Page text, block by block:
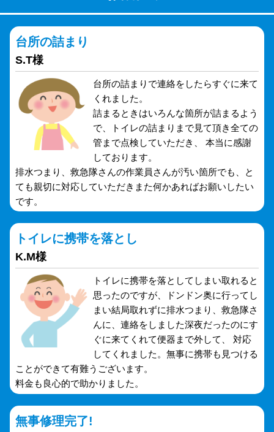
台所の詰まり
S.T様
台所の詰まりで連絡をしたらすぐに来て
くれました。
詰まるときはいろんな箇所が詰まるよう
で、トイレの詰まりまで見て頂き全ての
管まで点検していただき、 本当に感謝
しております。
排水つまり、救急隊さんの作業員さんが汚い箇所でも、と
ても親切に対応していただきまた何かあればお願いしたい
です。
トイレに携帯を落とし
K.M様
トイレに携帯を落としてしまい取れると
思ったのですが、ドンドン奥に行ってし
まい結局取れずに排水つまり、救急隊さ
んに、連絡をしました深夜だったのにす
ぐに来てくれて便器まで外して、 対応
してくれました。無事に携帯も見つける
ことができて有難うございます。
料金も良心的で助かりました。
無事修理完了!